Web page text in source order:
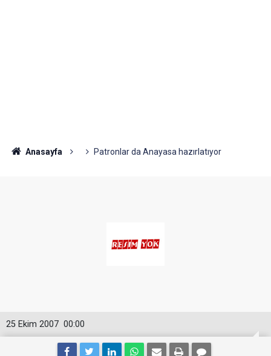
Anasayfa Patronlar da Anayasa hazırlatıyor
00:00
25 Ekim 2007